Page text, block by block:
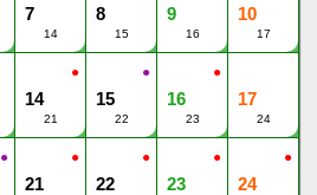
7
14
8
15
9
16
10
17
●
14
21
●
15
22
●
16
23
17
24
● ●
21
●
22
●
23
●
24